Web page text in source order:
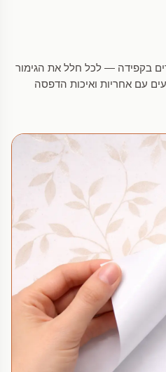
בקפידה — לכל חלל את הגימור
עם אחריות ואיכות הדפסה